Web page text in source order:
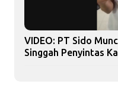
VIDEO: PT Sido
Singgah Penyintas